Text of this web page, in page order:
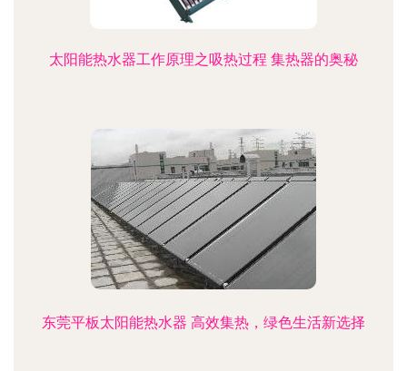
太阳能热水器工作原理之吸热过程 集热器的奥秘
东莞平板太阳能热水器 高效集热，绿色生活新选择